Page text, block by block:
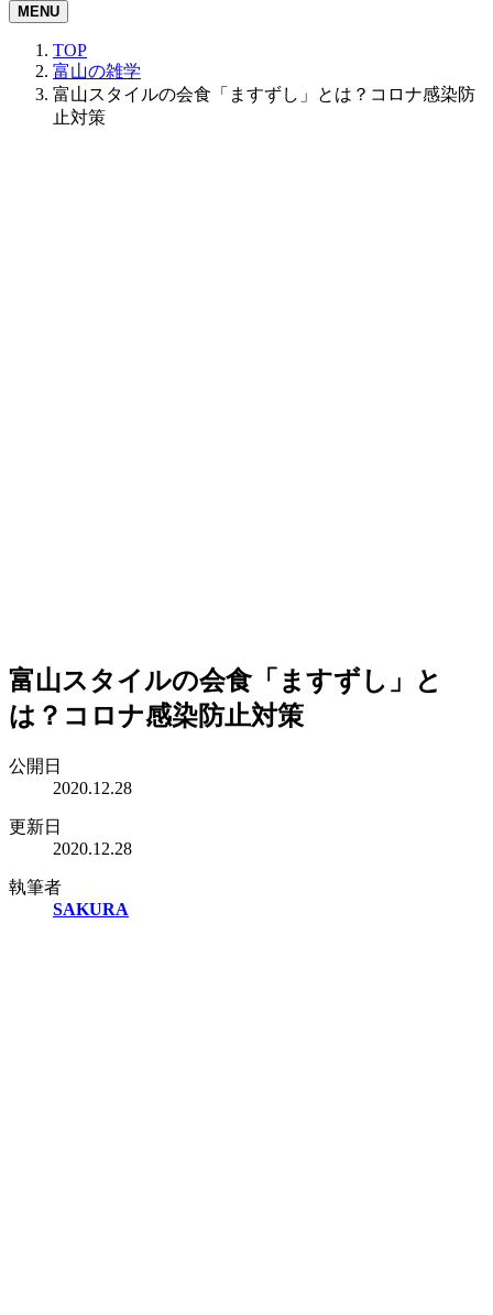
MENU
TOP
富山の雑学
富山スタイルの会食「ますずし」とは？コロナ感染防
止対策
富山スタイルの会食「ますずし」と
は？コロナ感染防止対策
公開日
2020.12.28
更新日
2020.12.28
執筆者
SAKURA